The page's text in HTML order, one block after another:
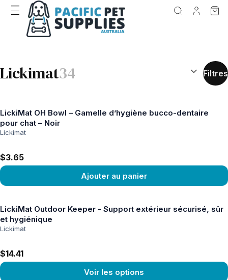
Lickimat34 RÉSULTATS
Filtres
LickiMat OH Bowl – Gamelle d’hygiène bucco-dentaire
pour chat – Noir
Lickimat
$3.65
Ajouter au panier
LickiMat Outdoor Keeper - Support extérieur sécurisé, sûr
et hygiénique
Lickimat
$14.41
Voir les options